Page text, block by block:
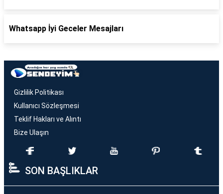
Whatsapp İyi Geceler Mesajları
Gizlilik Politikası
Kullanıcı Sözleşmesi
Teklif Hakları ve Alıntı
Bize Ulaşın
SON BAŞLIKLAR